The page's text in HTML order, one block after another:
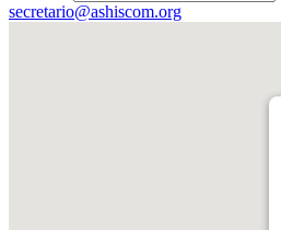
secretario@ashiscom.org